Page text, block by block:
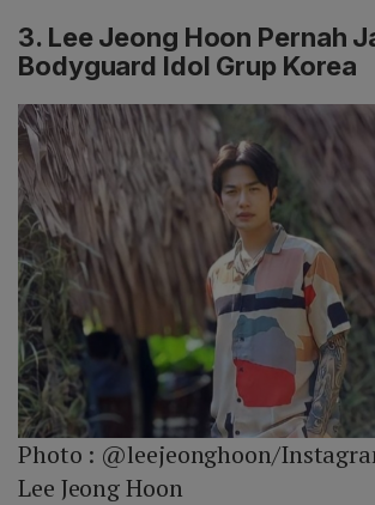
3. Lee Jeong Hoon Pernah
Bodyguard Idol Grup Korea
Photo : @leejeonghoon/
Lee Jeong Hoon